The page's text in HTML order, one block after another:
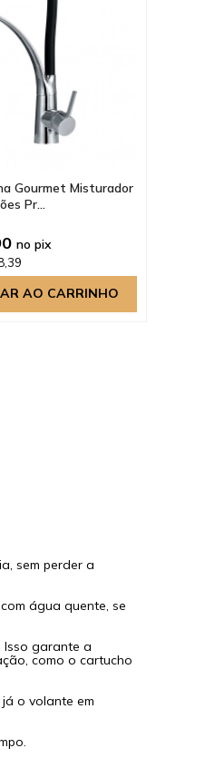
Gourmet Misturador
Pr...
no pix
AO CARRINHO
sem perder a
água quente, se
garante a
como o cartucho
o volante em